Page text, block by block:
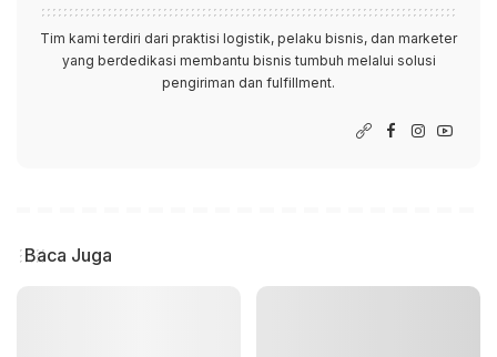
Tim kami terdiri dari praktisi logistik, pelaku bisnis, dan marketer
yang berdedikasi membantu bisnis tumbuh melalui solusi
pengiriman dan fulfillment.
Baca Juga